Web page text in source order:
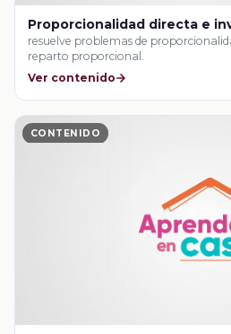
Proporcionalidad directa e
resuelve problemas de
reparto proporcional.
Ver contenido
CONTENIDO